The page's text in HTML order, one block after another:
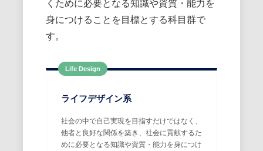
くために必要となる知識や資質・能力を
身につけることを目標とする科目群で
す。
Life Design
ライフデザイン系
社会の中で自己実現を目指すだけではなく、
他者と良好な関係を築き、社会に貢献するた
めに必要となる知識や資質・能力を身につけ